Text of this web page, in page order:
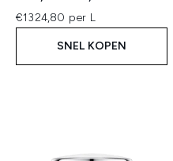
€1324,80 per L
SNEL KOPEN